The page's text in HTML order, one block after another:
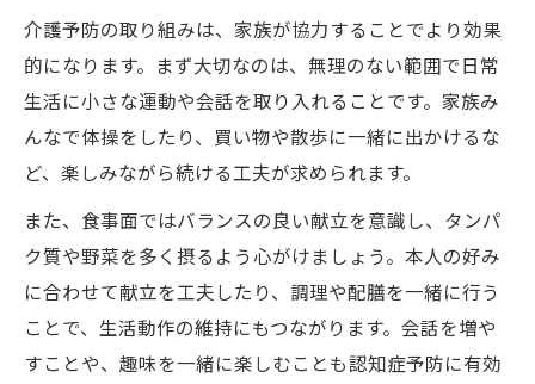
介護予防の取り組みは、家族が協力することでより効果
的になります。まず大切なのは、無理のない範囲で日常
生活に小さな運動や会話を取り入れることです。家族み
んなで体操をしたり、買い物や散歩に一緒に出かけるな
ど、楽しみながら続ける工夫が求められます。
また、食事面ではバランスの良い献立を意識し、タンパ
ク質や野菜を多く摂るよう心がけましょう。本人の好み
に合わせて献立を工夫したり、調理や配膳を一緒に行う
ことで、生活動作の維持にもつながります。会話を増や
すことや、趣味を一緒に楽しむことも認知症予防に有効